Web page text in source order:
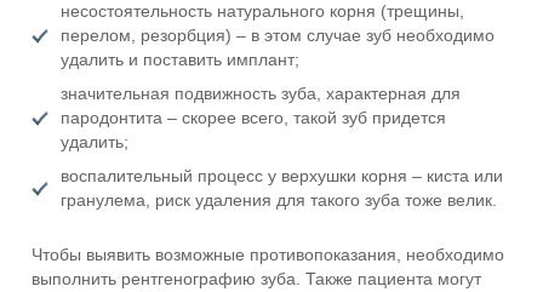
несостоятельность натурального корня (трещины,
перелом, резорбция) – в этом случае зуб необходимо
удалить и поставить имплант;
значительная подвижность зуба, характерная для
пародонтита – скорее всего, такой зуб придется
удалить;
воспалительный процесс у верхушки корня – киста или
гранулема, риск удаления для такого зуба тоже велик.
Чтобы выявить возможные противопоказания, необходимо
выполнить рентгенографию зуба. Также пациента могут